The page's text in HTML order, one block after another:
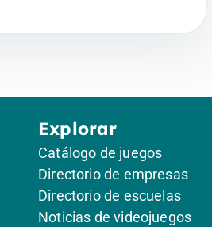
Explorar
Catálogo de juegos
Directorio de empresas
Directorio de escuelas
Noticias de videojuegos